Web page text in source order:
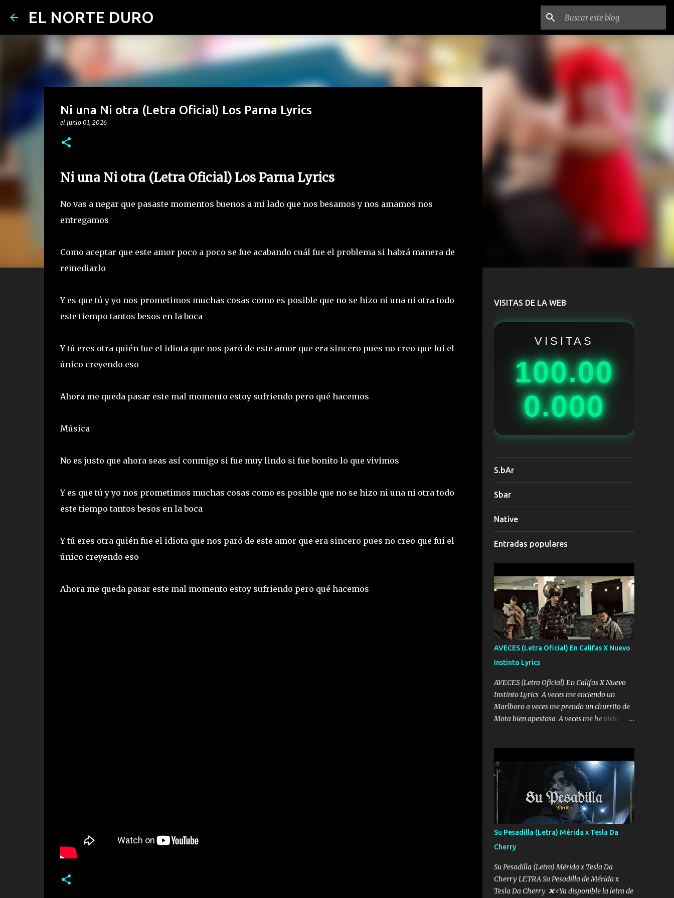
EL NORTE DURO
Ni una Ni otra (Letra Oficial) Los Parna Lyrics
el junio 01, 2026
Ni una Ni otra (Letra Oficial) Los Parna Lyrics
No vas a negar que pasaste momentos buenos a mi lado que nos besamos y nos amamos nos
entregamos
Como aceptar que este amor poco a poco se fue acabando cuál fue el problema si habrá manera de
remediarlo
Y es que tú y yo nos prometimos muchas cosas como es posible que no se hizo ni una ni otra todo
este tiempo tantos besos en la boca
Y tú eres otra quién fue el idiota que nos paró de este amor que era sincero pues no creo que fui el
único creyendo eso
Ahora me queda pasar este mal momento estoy sufriendo pero qué hacemos
Música
No es justo que ahora seas así conmigo si fue muy lindo si fue bonito lo que vivimos
Y es que tú y yo nos prometimos muchas cosas como es posible que no se hizo ni una ni otra todo
este tiempo tantos besos en la boca
Y tú eres otra quién fue el idiota que nos paró de este amor que era sincero pues no creo que fui el
único creyendo eso
Ahora me queda pasar este mal momento estoy sufriendo pero qué hacemos
VISITAS DE LA WEB
VISITAS
100.00
0.000
S.bAr
Sbar
Native
Entradas populares
AVECES (Letra Oficial) En Califas X Nuevo
Instinto Lyrics
AVECES (Letra Oficial) En Califas X Nuevo
Instinto Lyrics A veces me enciendo un
Marlboro a veces me prendo un churrito de
Mota bien apestosa A veces me he visto
me mandó yo tengo el control a todos yo les
paro el dedo soy hocicon un malcriado un
malandrón Que Les importa no saben nada
falsas las risas las que me miran hay gente
corriente no quieren verte subir de level
trucha mis plebes Música A veces me pongo
un sombrero a veces me ven la cachucha de
lado con la mirada siempre en alto A veces
me fajó una super o a veces me fajó una
Glock siempre armado todas las
generaciones yo traigo El chiste es que hago
Su Pesadilla (Letra) Mérida x Tesla Da
Cherry
Su Pesadilla (Letra) Mérida x Tesla Da
Cherry LETRA Su Pesadilla de Mérida x
Tesla Da Cherry ❌⭐Ya disponible la letra de